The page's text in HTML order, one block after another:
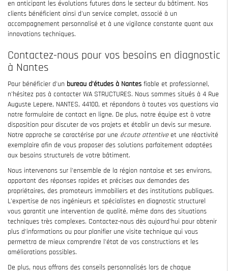
en anticipant les évolutions futures dans le secteur du bâtiment. Nos
clients bénéficient ainsi d'un service complet, associé à un
accompagnement personnalisé et à une vigilance constante quant aux
innovations techniques.
Contactez-nous pour vos besoins en diagnostic
à Nantes
Pour bénéficier d'un bureau d'études à Nantes fiable et professionnel,
n'hésitez pas à contacter WA STRUCTURES. Nous sommes situés à 4 Rue
Auguste Lepere, NANTES, 44100, et répondons à toutes vos questions via
notre formulaire de contact en ligne. De plus, notre équipe est à votre
disposition pour discuter de vos projets et établir un devis sur mesure.
Notre approche se caractérise par une écoute attentiveet une réactivité
exemplaire afin de vous proposer des solutions parfaitement adaptées
aux besoins structurels de votre bâtiment.
Nous intervenons sur l'ensemble de la région nantaise et ses environs,
apportant des réponses rapides et précises aux demandes des
propriétaires, des promoteurs immobiliers et des institutions publiques.
L'expertise de nos ingénieurs et spécialistes en diagnostic structurel
vous garantit une intervention de qualité, même dans des situations
techniques très complexes. Contactez-nous dès aujourd'hui pour obtenir
plus d'informations ou pour planifier une visite technique qui vous
permettra de mieux comprendre l'état de vos constructions et les
améliorations possibles.
De plus, nous offrons des conseils personnalisés lors de chaque